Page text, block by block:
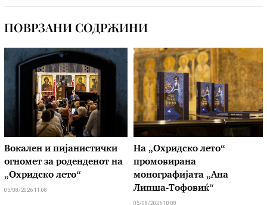
ПОВРЗАНИ СОДРЖИНИ
Вокален и пијанистички
огномет за роденденот на
„Охридско лето“
05/08/2026 11:08
На „Охридско лето“
промовирана
монографијата „Ана
Липша-Тофовиќ“
05/08/2026 10:08